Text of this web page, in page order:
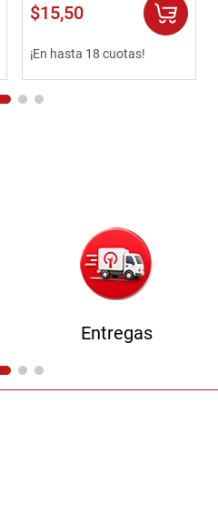
$15,50
¡En hasta 18 cuotas!
Entregas